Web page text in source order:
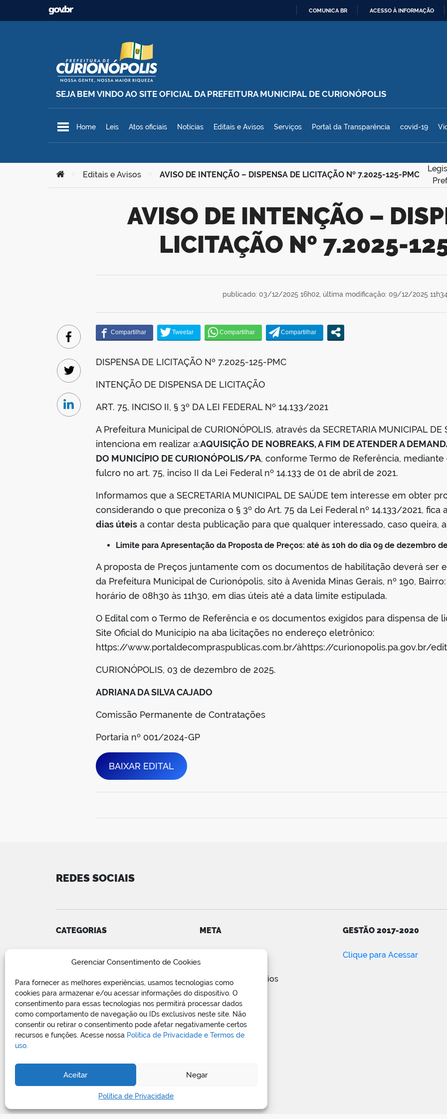
Gerenciar Consentimento de Cookies
Para fornecer as melhores experiências, usamos tecnologias como
cookies para armazenar e/ou acessar informações do dispositivo. O
consentimento para essas tecnologias nos permitirá processar dados
como comportamento de navegação ou IDs exclusivos neste site. Não
consentir ou retirar o consentimento pode afetar negativamente certos
recursos e funções. Acesse nossa Política de Privacidade e Termos de
uso.
Aceitar Negar
Política de Privacidade
Ir para o conteúdo COMUNICA BR ACESSO À INFORMAÇÃO
SEJA BEM VINDO AO SITE OFICIAL DA PREFEITURA MUNICIPAL DE CURIONÓPOLIS
Prefeitura Municipal de Curionópolis
Home Leis Atos oficiais Notícias Editais e Avisos Serviços Portal da Transparência covid-19
Você está aqui:
Editais e Avisos AVISO DE INTENÇÃO – DISPENSA DE LICITAÇÃO Nº 7.2025-125-PMC
AVISO DE INTENÇÃO – DISPENSA DE
LICITAÇÃO Nº 7.2025-
publicado: 03/12/2025 16h02, última modificação: 09/12/2025
DISPENSA DE LICITAÇÃO Nº 7.2025-125-PMC
INTENÇÃO DE DISPENSA DE LICITAÇÃO
ART. 75, INCISO II, § 3º DA LEI FEDERAL Nº 14.133/2021
A Prefeitura Municipal de CURIONÓPOLIS, através da SECRETARIA MUNICIPAL
intenciona em realizar a:AQUISIÇÃO DE NOBREAKS, A FIM DE ATENDER A
DO MUNICÍPIO DE CURIONÓPOLIS/PA, conforme Termo de Referência,
fulcro no art. 75, inciso II da Lei Federal nº 14.133 de 01 de abril de 2021.
Informamos que a SECRETARIA MUNICIPAL DE SAÚDE tem interesse em obter
considerando o que preconiza o § 3º do Art. 75 da Lei Federal nº 14.133/2021, fica
dias úteis a contar desta publicação para que qualquer interessado, caso queira,
Limite para Apresentação da Proposta de Preços: até às 10h do dia 09 de dezembro
A proposta de Preços juntamente com os documentos de habilitação deverá ser
da Prefeitura Municipal de Curionópolis, sito à Avenida Minas Gerais, nº 190,
horário de 08h30 às 11h30, em dias úteis até a data limite estipulada.
O Edital com o Termo de Referência e os documentos exigidos para dispensa de
Site Oficial do Município na aba licitações no endereço eletrônico:
https://www.portaldecompraspublicas.com.br/àhttps://curionopolis.pa.gov.br/
CURIONÓPOLIS, 03 de dezembro de 2025.
ADRIANA DA SILVA CAJADO
Comissão Permanente de Contratações
Portaria nº 001/2024-GP
BAIXAR EDITAL
Facebook
Twitter
Linkedin
REDES SOCIAIS
CATEGORIAS
COVID-19
Editais e Avisos
Notícias
Relatório de Projetos e Execução
de Obras Públicas
Sem categoria
Vagas de Emprego
META
Feed de posts
Feed de comentários
WordPress.org
GESTÃO 2017-2020
Clique para Acessar